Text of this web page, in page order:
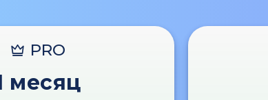
PRO
месяц